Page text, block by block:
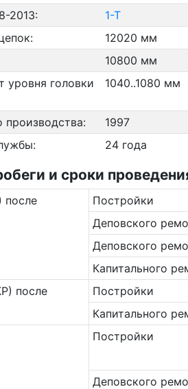
2013:
1-Т
12020 мм
10800 мм
уровня головки
1040..1080 мм
производства:
1997
24 года
и сроки
после Постройки
Деповского
Деповского
Капитального
после
Постройки
Капитального
Постройки
Деповского